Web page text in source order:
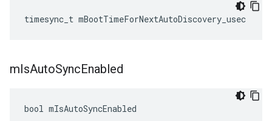
timesync_t mBootTimeForNextAutoDiscovery_usec
mIsAutoSyncEnabled
bool mIsAutoSyncEnabled